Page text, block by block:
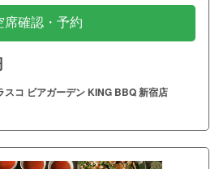
席確認・予約
スコ ビアガーデン KING BBQ 新宿店